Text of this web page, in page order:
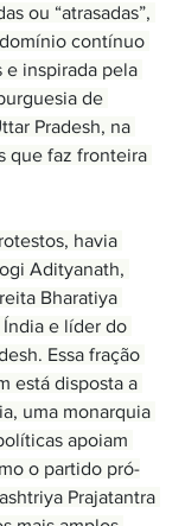
ou “atrasadas”,
contínuo
e inspirada pela
de
Pradesh, na
que faz fronteira
havia
Adityanath,
Bharatiya
Índia e líder do
Essa fração
está disposta a
uma monarquia
apoiam
o partido pró-
Prajatantra